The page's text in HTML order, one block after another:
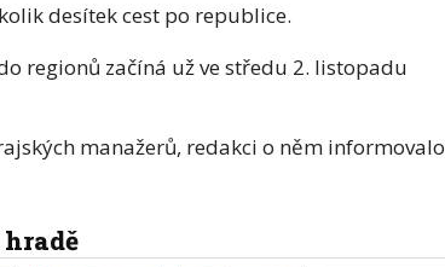
desítek cest po republice.
regionů začíná už ve středu 2. listopadu
manažerů, redakci o něm informovalo